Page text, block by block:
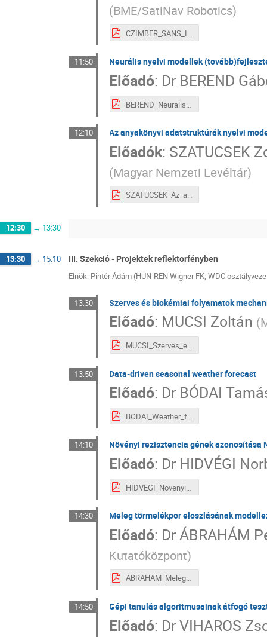
(BME/SatiNav Robotics)
CZIMBER_SANS_II_3.pdf
11:50 Neurális nyelvi modellek
Előadó: Dr BEREND
12:10 Az anyakönyvi adatstruktúrák nyelvi
Előadók: SZATUCSEK
(Magyar Nemzeti Levéltár)
SZATUCSEK_Az_anyakonyvi adatstrukturák_II_5.pdf
12:30 → 13:30
13:30 → 15:10 III. Szekció - Projektek reflektorfényben
Elnök: Pintér Ádám (HUN-REN Wigner FK, WDC
13:30 Szerves és biokémiai folyamatok
Előadó: MUCSI Zoltán (
MUCSI_Szerves_es_biokemiai_folyamatok_III_1.pdf
13:50 Data-driven seasonal weather forecast
Előadó: Dr BÓDAI
BODAI_Weather_forecast_III_2.pdf
14:10 Növényi rezisztencia gének
Előadó: Dr HIDVÉGI
HIDVEGI_Novenyi_rezisztencia_genek_III_3.pdf
14:30 Meleg törmelékpor eloszlásának
Előadó: DrÁBRAHÁM
Kutatóközpont)
ABRAHAM_Meleg_tormelekpor_III_4.pdf
14:50 Gépi tanulás algoritmusainak átfogó
Előadó: DrVIHAROS